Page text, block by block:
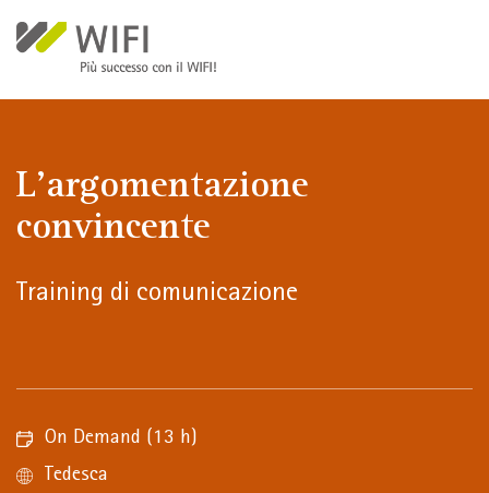
L'argomentazione
convincente
Training di comunicazione
On Demand (13 h)
Tedesca